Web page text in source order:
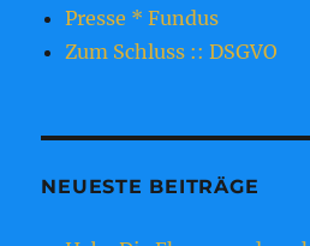
Presse * Fundus
Zum Schluss :: DSGVO
NEUESTE BEITRÄGE